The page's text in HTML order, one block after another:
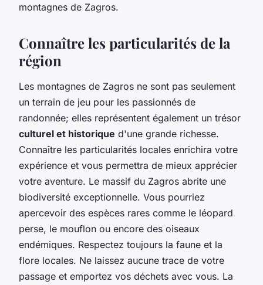
montagnes de Zagros.
Connaître les particularités de la
région
Les montagnes de Zagros ne sont pas seulement
un terrain de jeu pour les passionnés de
randonnée; elles représentent également un trésor
culturel et historique d'une grande richesse.
Connaître les particularités locales enrichira votre
expérience et vous permettra de mieux apprécier
votre aventure. Le massif du Zagros abrite une
biodiversité exceptionnelle. Vous pourriez
apercevoir des espèces rares comme le léopard
perse, le mouflon ou encore des oiseaux
endémiques. Respectez toujours la faune et la
flore locales. Ne laissez aucune trace de votre
passage et emportez vos déchets avec vous. La